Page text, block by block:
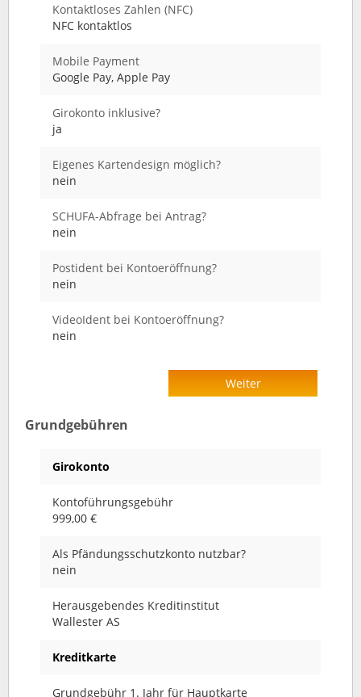
Kontaktloses Zahlen (NFC)
NFC kontaktlos
Mobile Payment
Google Pay, Apple Pay
Girokonto inklusive?
ja
Eigenes Kartendesign möglich?
nein
SCHUFA-Abfrage bei Antrag?
nein
Postident bei Kontoeröffnung?
nein
VideoIdent bei Kontoeröffnung?
nein
Weiter
Grundgebühren
Girokonto
Kontoführungsgebühr
999,00 €
Als Pfändungsschutzkonto nutzbar?
nein
Herausgebendes Kreditinstitut
Wallester AS
Kreditkarte
Grundgebühr 1. Jahr für Hauptkarte